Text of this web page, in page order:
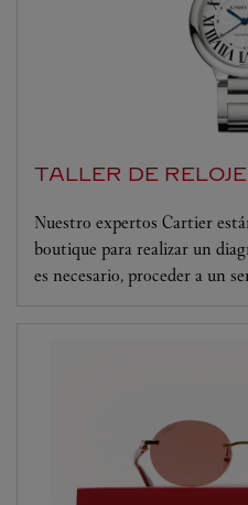
TALLER DE
Nuestro expertos Cartier
boutique para realizar un
es necesario, proceder a un